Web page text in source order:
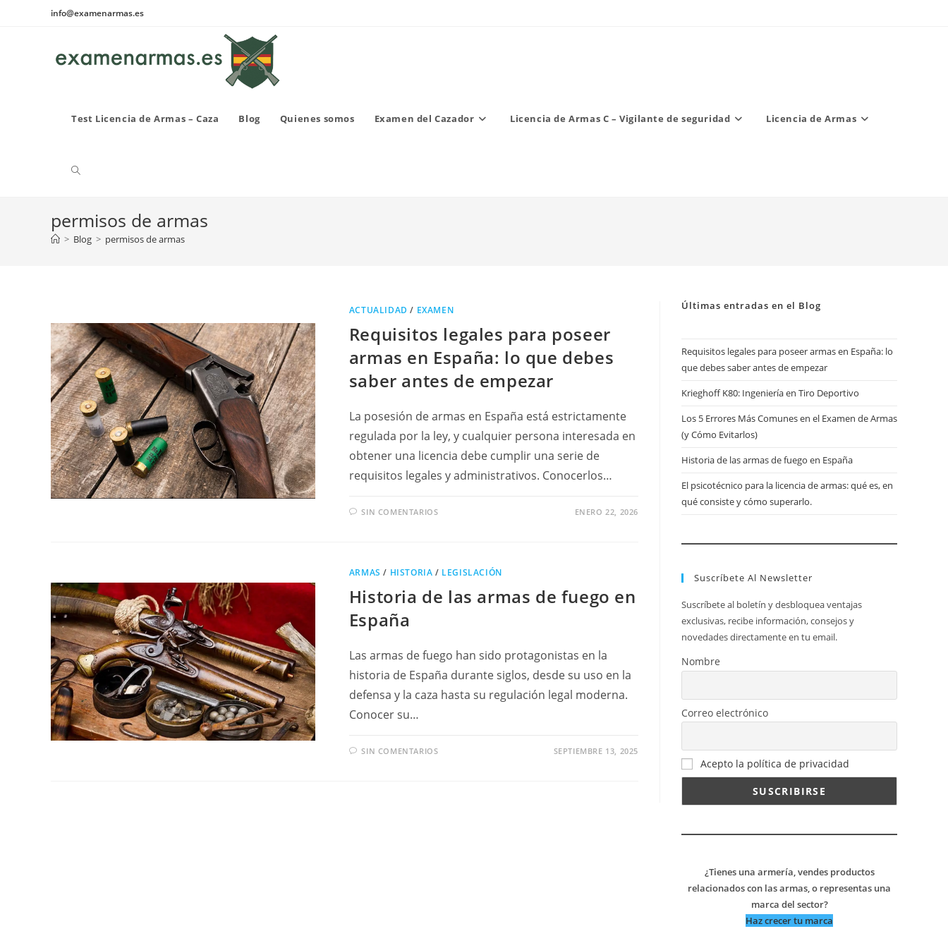
info@examenarmas.es
Test Licencia de Armas – Caza Blog Quienes somos Examen del Cazador Licencia de Armas C – Vigilante de seguridad Licencia de Armas
Alternar
búsqueda
la
web
permisos de armas
> Blog > permisos de armas
ACTUALIDAD / EXAMEN
Requisitos legales para poseer
armas en España: lo que debes
saber antes de empezar
La posesión de armas en España está estrictamente
regulada por la ley, y cualquier persona interesada en
obtener una licencia debe cumplir una serie de
requisitos legales y administrativos. Conocerlos…
SIN COMENTARIOS ENERO 22, 2026
ARMAS / HISTORIA / LEGISLACIÓN
Historia de las armas de fuego en
España
Las armas de fuego han sido protagonistas en la
historia de España durante siglos, desde su uso en la
defensa y la caza hasta su regulación legal moderna.
Conocer su…
SIN COMENTARIOS SEPTIEMBRE 13, 2025
Últimas entradas en el Blog
Requisitos legales para poseer armas en España: lo
que debes saber antes de empezar
Krieghoff K80: Ingeniería en Tiro Deportivo
Los 5 Errores Más Comunes en el Examen de Armas
(y Cómo Evitarlos)
Historia de las armas de fuego en España
El psicotécnico para la licencia de armas: qué es, en
qué consiste y cómo superarlo.
Suscríbete Al Newsletter
Suscríbete al boletín y desbloquea ventajas
exclusivas, recibe información, consejos y
novedades directamente en tu email.
Nombre
Correo electrónico
Acepto la política de privacidad
¿Tienes una armería, vendes productos
relacionados con las armas, o representas una
marca del sector?
Haz crecer tu marca